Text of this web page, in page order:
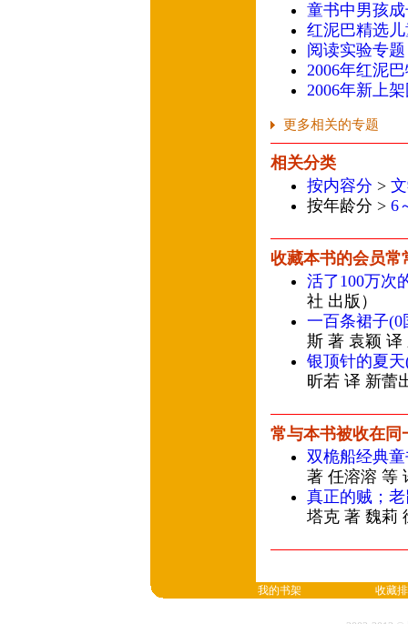
童书中男孩
红泥巴精选
阅读实验专题
2006年红泥
2006年新上
更多相关的专题
相关分类
按内容分 >
按年龄分 > 6
收藏本书的会员常
活了100万次
社 出版）
一百条裙子(0
斯 著 袁颖 译
银顶针的夏
昕若 译 新蕾
常与本书被收在同
双桅船经典
著 任溶溶 等
真正的贼；
塔克 著 魏莉
我的书架 收藏